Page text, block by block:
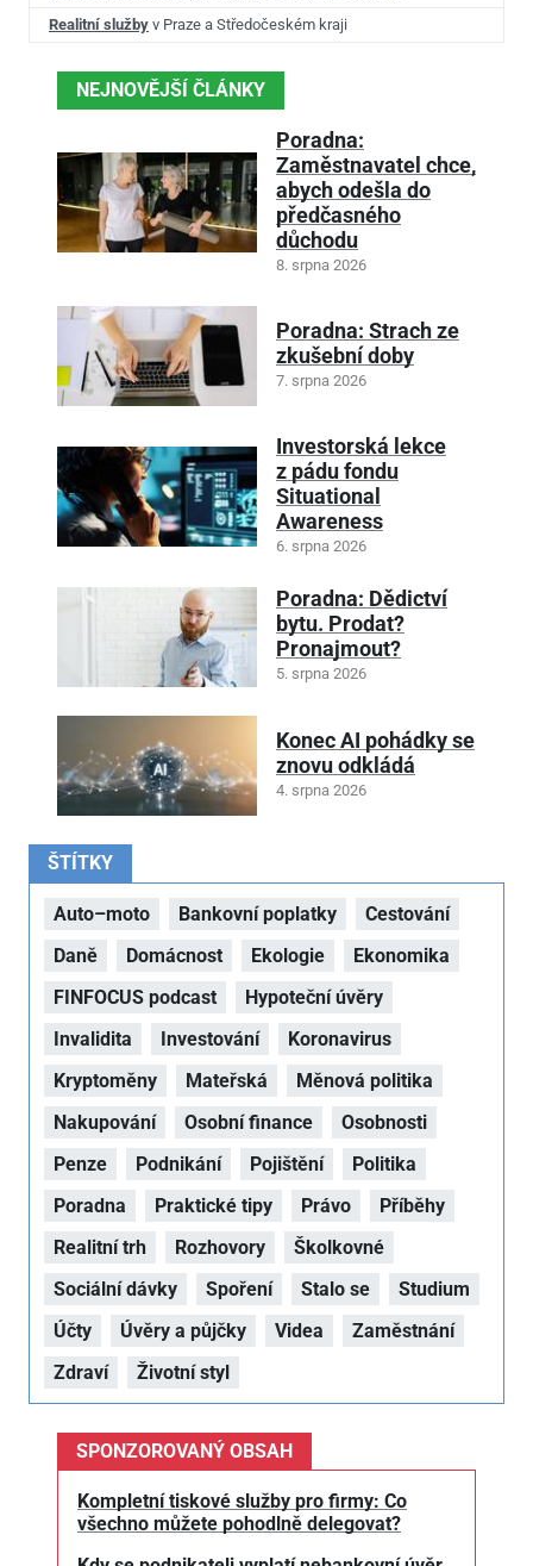
Realitní služby v Praze a Středočeském kraji
NEJNOVĚJŠÍ ČLÁNKY
Poradna:
Zaměstnavatel chce,
abych odešla do
předčasného
důchodu
8. srpna 2026
Poradna: Strach ze
zkušební doby
7. srpna 2026
Investorská lekce
z pádu fondu
Situational
Awareness
6. srpna 2026
Poradna: Dědictví
bytu. Prodat?
Pronajmout?
5. srpna 2026
Konec AI pohádky se
znovu odkládá
4. srpna 2026
ŠTÍTKY
Auto–moto Bankovní poplatky
Cestování
Daně
Domácnost Ekologie
Ekonomika
FINFOCUS podcast
Hypoteční úvěry
Invalidita
Investování
Koronavirus
Kryptoměny
Mateřská
Měnová politika
Nakupování
Osobní finance
Osobnosti
Penze
Podnikání Pojištění
Politika
Poradna
Praktické tipy Právo
Příběhy
Realitní trh
Rozhovory
Školkovné
Sociální dávky
Spoření Stalo se
Studium
Účty
Úvěry a půjčky Videa
Zaměstnání
Zdraví
Životní styl
SPONZOROVANÝ OBSAH
Kompletní tiskové služby pro firmy: Co
všechno můžete pohodlně delegovat?